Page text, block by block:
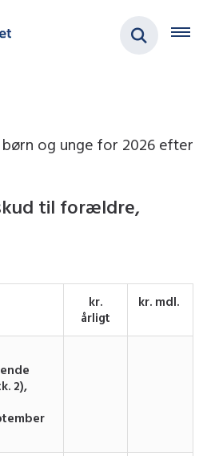
og unge for 2026 efter
til forældre,
kr.
årligt
kr. mdl.
2),